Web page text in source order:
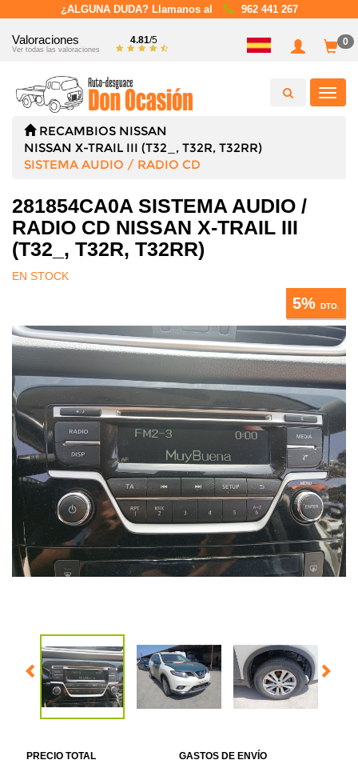
¿ALGUNA DUDA? Llamanos al 962 441 267
Valoraciones
Ver todas las valoraciones
4.81/5 0
RECAMBIOS NISSAN
NISSAN X-TRAIL III (T32_, T32R, T32RR)
SISTEMA AUDIO / RADIO CD
281854CA0A SISTEMA AUDIO /
RADIO CD NISSAN X-TRAIL III
(T32_, T32R, T32RR)
EN STOCK
5% DTO.
PRECIO TOTAL GASTOS DE ENVÍO